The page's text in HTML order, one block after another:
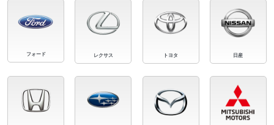
フォード レクサス トヨタ 日産